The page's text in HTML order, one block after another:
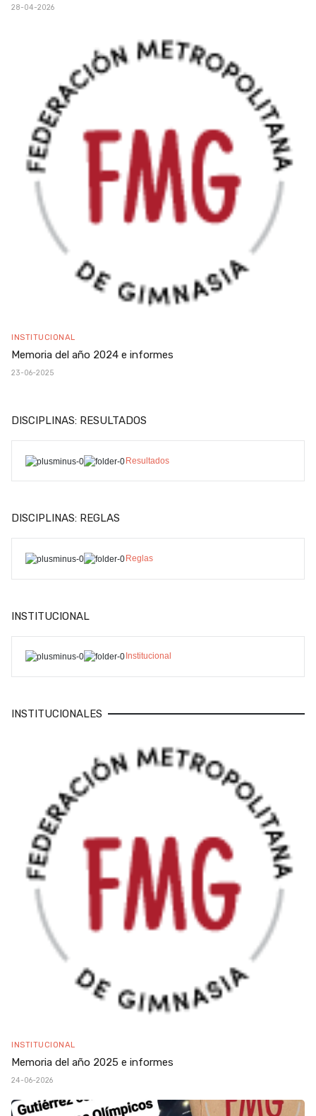
28-04-2026
INSTITUCIONAL
Memoria del año 2024 e informes
23-06-2025
DISCIPLINAS: RESULTADOS
Resultados
DISCIPLINAS: REGLAS
Reglas
INSTITUCIONAL
Institucional
INSTITUCIONALES
INSTITUCIONAL
Memoria del año 2025 e informes
24-06-2026